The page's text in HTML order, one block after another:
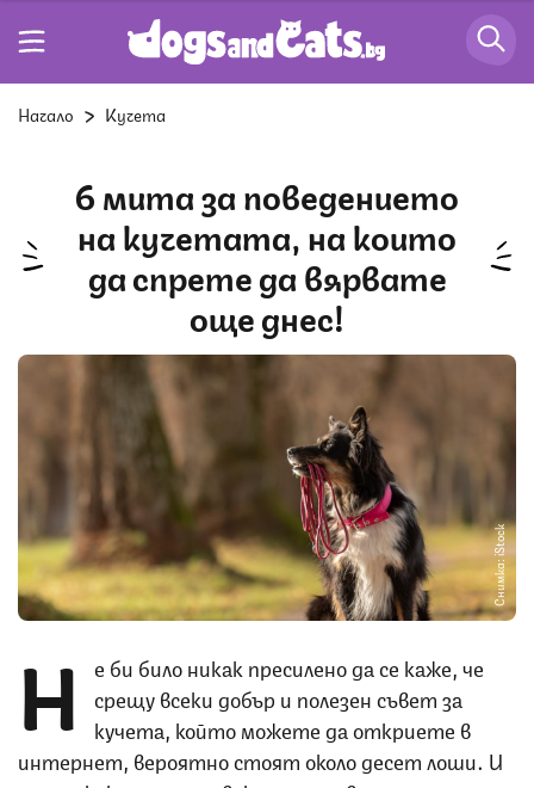
Начало Кучета
6 мита за поведението
на кучетата, на които
да спрете да вярвате
още днес!
Снимка: iStock
Н
е би било никак пресилено да се каже, че
срещу всеки добър и полезен съвет за
кучета, който можете да откриете в
интернет, вероятно стоят около десет лоши. И